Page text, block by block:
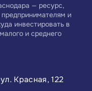
— ресурс,
и
инвестировать в
и среднего
Красная, 122